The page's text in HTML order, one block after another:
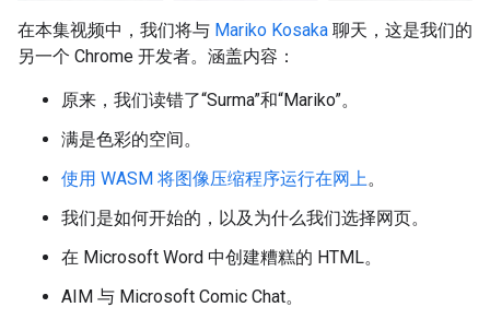
在本集视频中，我们将与 Mariko Kosaka 聊天，这是我们的
另一个 Chrome 开发者。涵盖内容：
原来，我们读错了“Surma”和“Mariko”。
满是色彩的空间。
使用 WASM 将图像压缩程序运行在网上。
我们是如何开始的，以及为什么我们选择网页。
在 Microsoft Word 中创建糟糕的 HTML。
AIM 与 Microsoft Comic Chat。